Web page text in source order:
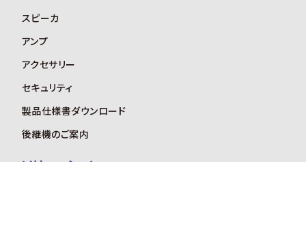
スピーカ
アンプ
アクセサリー
セキュリティ
製品仕様書ダウンロード
後継機のご案内
ソリューション